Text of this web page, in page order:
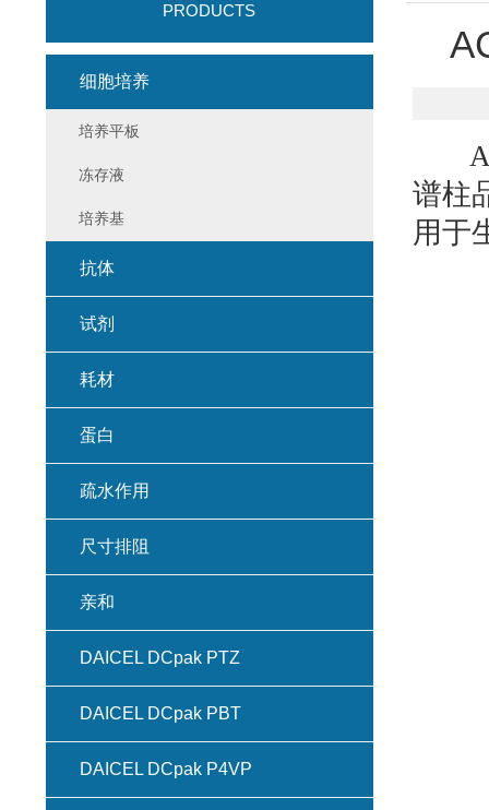
谱柱
用于
PRODUCTS
细胞培养
培养平板
冻存液
培养基
抗体
试剂
耗材
蛋白
疏水作用
尺寸排阻
亲和
DAICEL DCpak PTZ
DAICEL DCpak PBT
DAICEL DCpak P4VP